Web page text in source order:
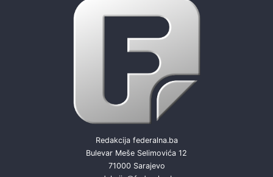
Redakcija federalna.ba
Bulevar Meše Selimovića 12
71000 Sarajevo